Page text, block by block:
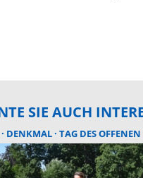
SIE AUCH
DENKMAL TAG DES OFFENEN